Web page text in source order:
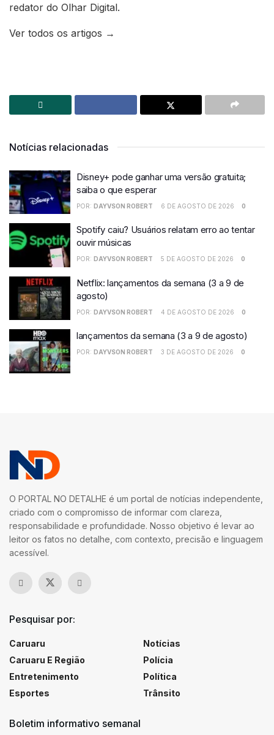
redator do Olhar Digital.
Ver todos os artigos →
Notícias relacionadas
Disney+ pode ganhar uma versão gratuita;
saiba o que esperar
POR: DAYVSON ROBERT 6 DE AGOSTO DE 2026 0
Spotify caiu? Usuários relatam erro ao tentar
ouvir músicas
POR: DAYVSON ROBERT 5 DE AGOSTO DE 2026 0
Netflix: lançamentos da semana (3 a 9 de
agosto)
POR: DAYVSON ROBERT 4 DE AGOSTO DE 2026 0
lançamentos da semana (3 a 9 de agosto)
POR: DAYVSON ROBERT 3 DE AGOSTO DE 2026 0
O PORTAL NO DETALHE é um portal de notícias independente,
criado com o compromisso de informar com clareza,
responsabilidade e profundidade. Nosso objetivo é levar ao
leitor os fatos no detalhe, com contexto, precisão e linguagem
acessível.
Pesquisar por:
Caruaru
Caruaru E Região
Entretenimento
Esportes
Notícias
Polícia
Política
Trânsito
Boletim informativo semanal